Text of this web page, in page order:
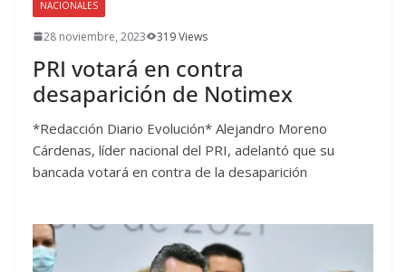
NACIONALES
28 noviembre, 2023 319 Views
PRI votará en contra
desaparición de Notimex
*Redacción Diario Evolución* Alejandro Moreno
Cárdenas, líder nacional del PRI, adelantó que su
bancada votará en contra de la desaparición